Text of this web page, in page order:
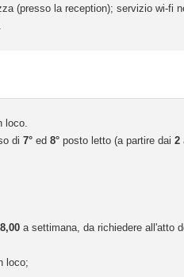
(presso la reception); servizio wi-fi
loco.
di 7° ed 8° posto letto (a partire dai 2
a settimana, da richiedere all'atto
loco;